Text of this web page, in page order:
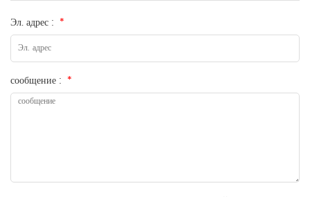
Эл. адрес : *
сообщение : *